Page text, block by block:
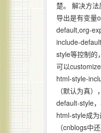
楚。 解决方
导出是有变量
default,org-
include-
style等控制的
可以
html-style-
（默认为真
default-style
html-style成为
（cnblogs中